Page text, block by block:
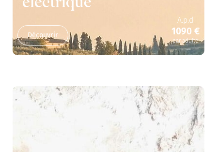
Découvrir
A.p.d
1090 €
par adulte